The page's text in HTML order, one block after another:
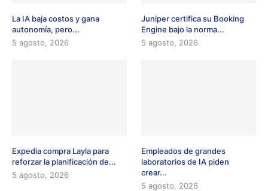
La IA baja costos y gana
autonomía, pero...
5 agosto, 2026
Juniper certifica su Booking
Engine bajo la norma...
5 agosto, 2026
Expedia compra Layla para
reforzar la planificación de...
5 agosto, 2026
Empleados de grandes
laboratorios de IA piden
crear...
5 agosto, 2026